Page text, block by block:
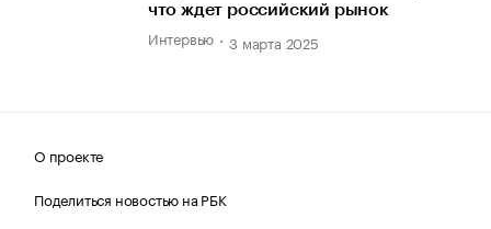
что ждет российский рынок
Интервью 3 марта 2025
О проекте
Поделиться новостью на РБК